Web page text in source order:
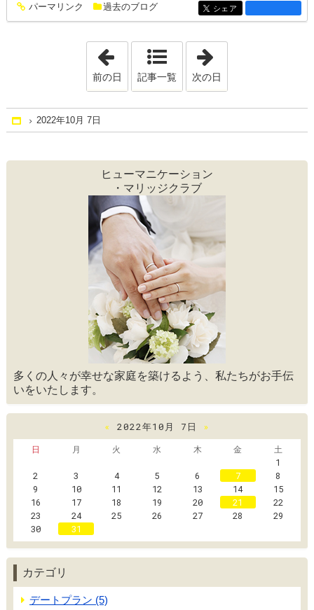
entry1380
パーマリンク 過去のブログ entry1380
シェア
「2022年9月30日」
前の日 記事一覧 次の日
Home
2022年10月 7日
ヒューマニケーション
・マリッジクラブ
多くの人々が幸せな家庭を築けるよう、私たちがお手伝
いをいたします。
« 2022年10月 7日
»
日
月 火 水 木 金
土
1
2
3 4 5 6 7
8
9
10 11 12 13 14
15
16
17 18 19 20 21
22
23
24 25 26 27 28
29
30
31
カテゴリ
デートプラン (5)